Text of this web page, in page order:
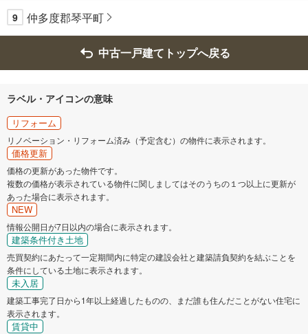
9 仲多度郡琴平町
中古一戸建てトップへ戻る
ラベル・アイコンの意味
リフォーム
リノベーション・リフォーム済み（予定含む）の物件に表示されます。
価格更新
価格の更新があった物件です。
複数の価格が表示されている物件に関しましてはそのうちの１つ以上に更新が
あった場合に表示されます。
NEW
情報公開日が7日以内の場合に表示されます。
建築条件付き土地
売買契約にあたって一定期間内に特定の建設会社と建築請負契約を結ぶことを
条件にしている土地に表示されます。
未入居
建築工事完了日から1年以上経過したものの、まだ誰も住んだことがない住宅に
表示されます。
賃貸中